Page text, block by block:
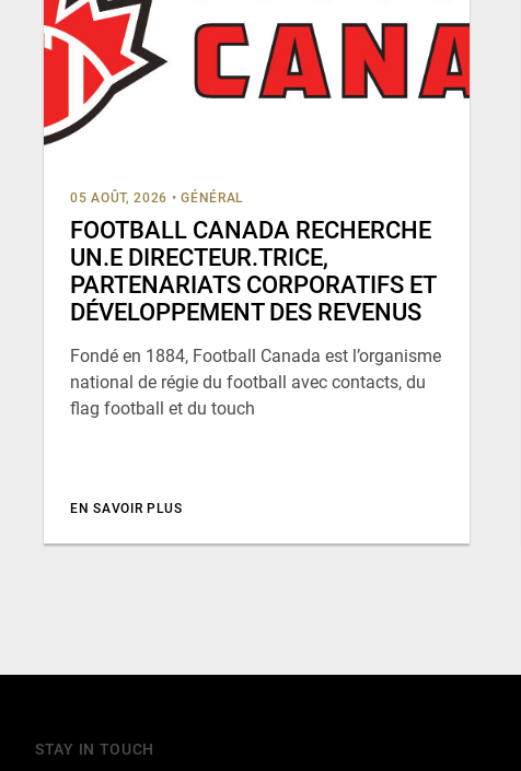
05 AOÛT, 2026 • GÉNÉRAL
FOOTBALL CANADA RECHERCHE
UN.E DIRECTEUR.TRICE,
PARTENARIATS CORPORATIFS ET
DÉVELOPPEMENT DES REVENUS
Fondé en 1884, Football Canada est l’organisme
national de régie du football avec contacts, du
flag football et du touch
EN SAVOIR PLUS
STAY IN TOUCH